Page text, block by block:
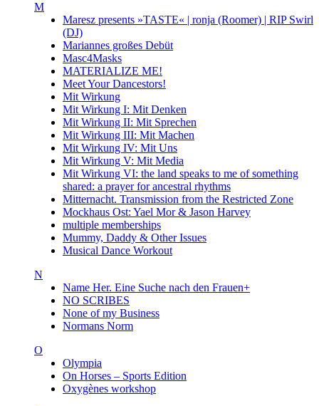
M
Maresz presents »TASTE« | ronja (Roomer) | RIP Swirl
(DJ)
Mariannes großes Debüt
Masc4Masks
MATERIALIZE ME!
Meet Your Dancestors!
Mit Wirkung
Mit Wirkung I: Mit Denken
Mit Wirkung II: Mit Sprechen
Mit Wirkung III: Mit Machen
Mit Wirkung IV: Mit Uns
Mit Wirkung V: Mit Media
Mit Wirkung VI: the land speaks to me of something
shared: a prayer for ancestral rhythms
Mitternacht. Transmission from the Restricted Zone
Mockhaus Ost: Yael Mor & Jason Harvey
multiple memberships
Mummy, Daddy & Other Issues
Musical Dance Workout
N
Name Her. Eine Suche nach den Frauen+
NO SCRIBES
None of my Business
Normans Norm
O
Olympia
On Horses – Sports Edition
Oxygènes workshop